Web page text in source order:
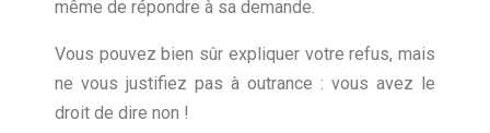
même de répondre à sa demande.
Vous pouvez bien sûr expliquer votre refus, mais
ne vous justifiez pas à outrance : vous avez le
droit de dire non !